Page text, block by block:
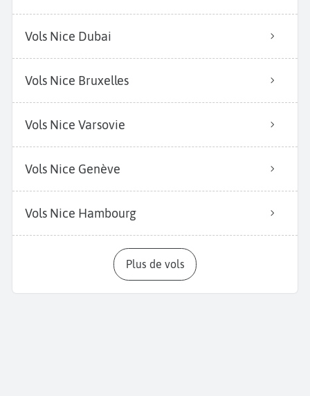
Vols Nice Dubai
Vols Nice Bruxelles
Vols Nice Varsovie
Vols Nice Genève
Vols Nice Hambourg
Plus de vols